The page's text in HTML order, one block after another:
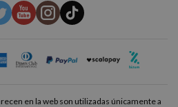
en la web son utilizadas únicamente a